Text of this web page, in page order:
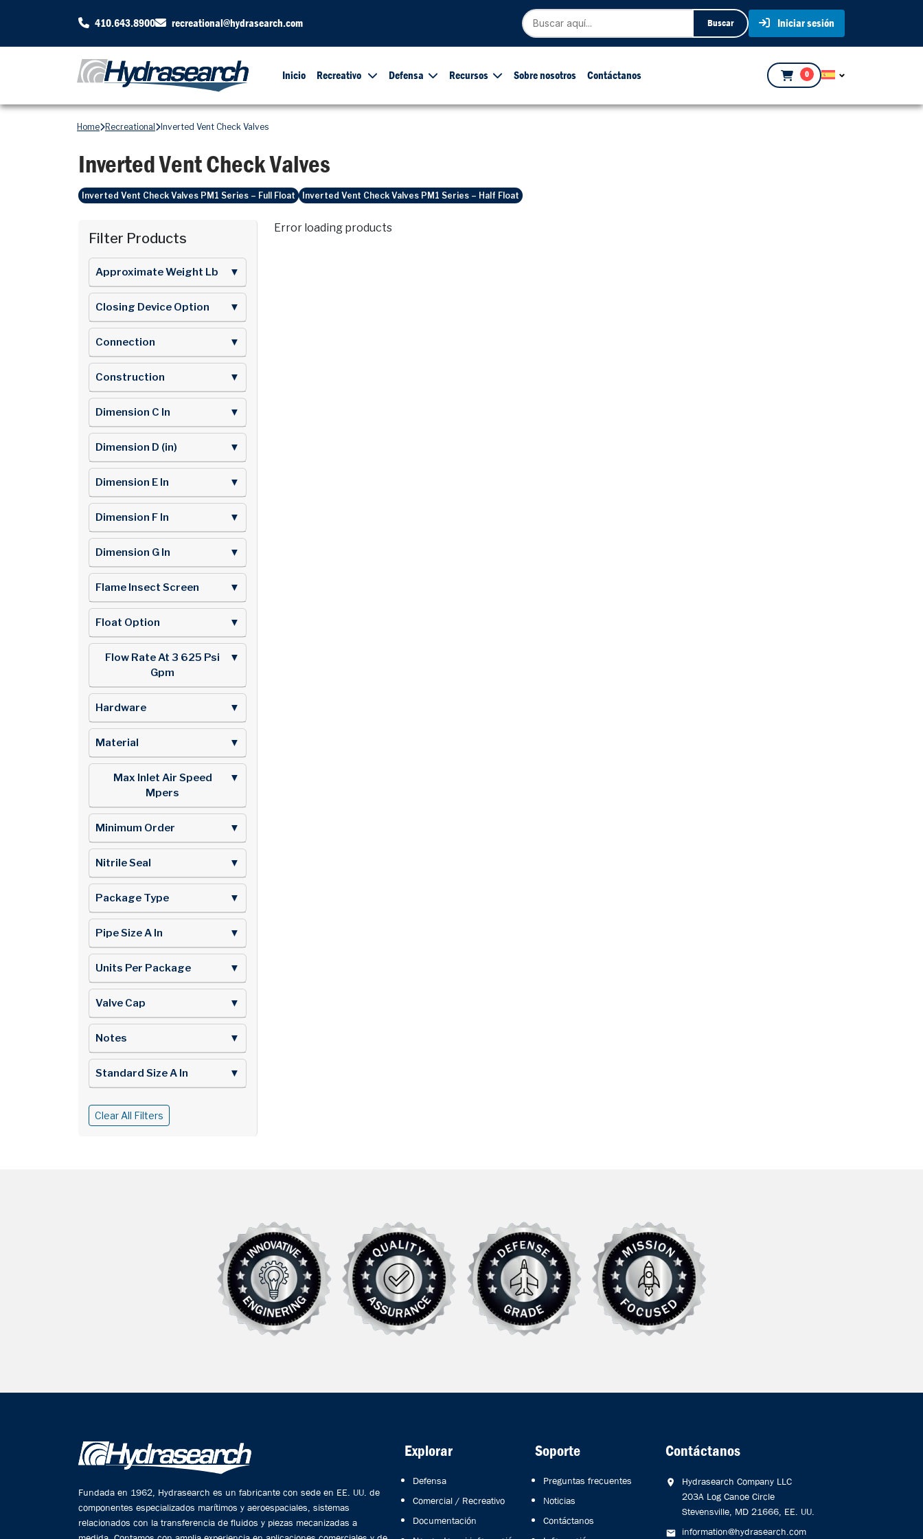
410.643.8900 recreational@hydrasearch.com Buscar Iniciar sesión
Inicio Recreativo Defensa Recursos Sobre nosotros Contáctanos 0
Home Recreational Inverted Vent Check Valves
Inverted Vent Check Valves
Inverted Vent Check Valves PM1 Series – Full Float Inverted Vent Check Valves PM1 Series – Half Float
Filter Products
Approximate Weight Lb ▼
Closing Device Option ▼
Connection ▼
Construction ▼
Dimension C In ▼
Dimension D (in) ▼
Dimension E In ▼
Dimension F In ▼
Dimension G In ▼
Flame Insect Screen ▼
Float Option ▼
Flow Rate At 3 625 Psi
Gpm
▼
Hardware ▼
Material ▼
Max Inlet Air Speed
Mpers
▼
Minimum Order ▼
Nitrile Seal ▼
Package Type ▼
Pipe Size A In ▼
Units Per Package ▼
Valve Cap ▼
Notes ▼
Standard Size A In ▼
Clear All Filters
Error loading products
Fundada en 1962, Hydrasearch es un fabricante con sede en EE. UU. de
componentes especializados marítimos y aeroespaciales, sistemas
relacionados con la transferencia de fluidos y piezas mecanizadas a
Explorar
Defensa
Comercial / Recreativo
Documentación
Soporte
Preguntas frecuentes
Noticias
Contáctanos
Contáctanos
Hydrasearch Company LLC
203A Log Canoe Circle
Stevensville, MD 21666, EE. UU.
information@hydrasearch.com